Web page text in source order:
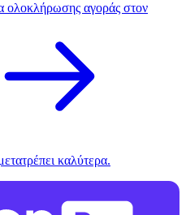
ολοκλήρωσης αγοράς στον
καλύτερα.